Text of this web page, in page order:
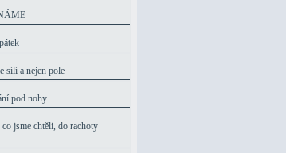
sílí a nejen pole
pod nohy
co jsme chtěli, do rachoty